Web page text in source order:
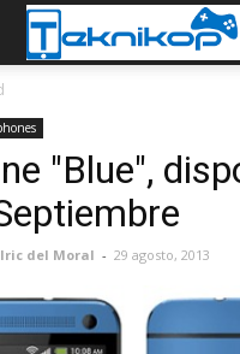
"Blue",
del Moral - 29 agosto, 2013